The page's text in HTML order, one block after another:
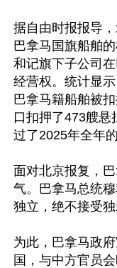
据自由时报报导
巴拿马国旗船舶
和记旗下子公司
经营权。统计显
巴拿马籍船舶被
口扣押了473艘悬
过了2025年全年
面对北京报复，
气。巴拿马总统
独立，绝不接受
为此，巴拿马政
国，与中方官员